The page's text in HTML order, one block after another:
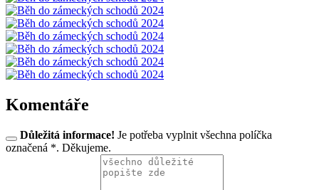
Komentáře
Důležitá informace! Je potřeba vyplnit všechna políčka
označená *. Děkujeme.